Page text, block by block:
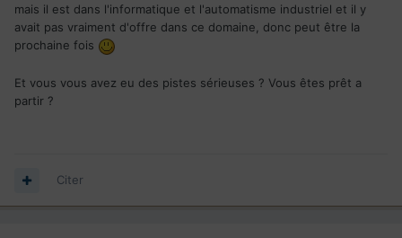
mais il est dans l'informatique et l'automatisme industriel et il y
avait pas vraiment d'offre dans ce domaine, donc peut être la
prochaine fois
Et vous vous avez eu des pistes sérieuses ? Vous êtes prêt a
partir ?
Citer